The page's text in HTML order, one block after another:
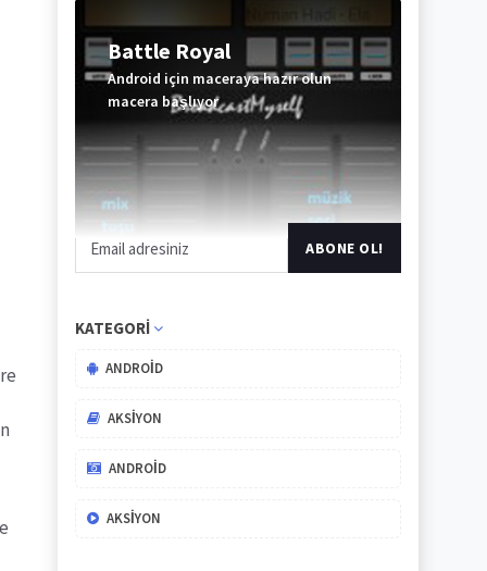
Battle Royal
Android için maceraya hazır olun
macera başlıyor
ABONEOL
KATEGORI
ANDROID
AKSIYON
ANDROID
AKSIYON